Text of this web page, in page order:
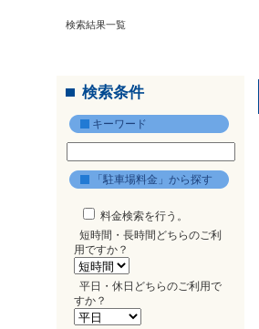
検索結果一覧
検索条件
キーワード
「駐車場料金」から探す
料金検索を行う。
短時間・長時間どちらのご利
用ですか？
平日・休日どちらのご利用で
すか？